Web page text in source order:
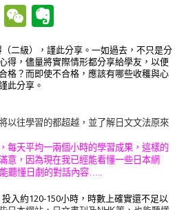
Li W
e
C
h
v
e
r
o
te
二級），謹此分享。一如過去，不只是分
得，儘量將實際情形都分享給學友，以便
格？而即使不合格，應該有哪些收穫與心
此分享。
以往學習的都超越，並了解日文文法原來
每天平均一兩個小時的學習成果，這樣的
意，因為現在我已經能看懂一些日本網
聽懂日劇的對話內容…..
入約120-150小時，時數上確實還不足以